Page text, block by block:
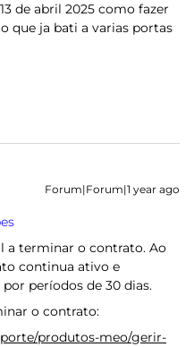
de abril 2025 como fazer
que ja bati a varias portas
Forum|Forum|1 year ago
a terminar o contrato. Ao
continua ativo e
períodos de 30 dias.
o contrato:
produtos-meo/gerir-